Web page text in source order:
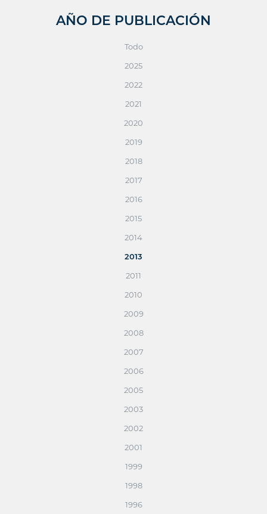
AÑO DE PUBLICACIÓN
Todo
2025
2022
2021
2020
2019
2018
2017
2016
2015
2014
2013
2011
2010
2009
2008
2007
2006
2005
2003
2002
2001
1999
1998
1996